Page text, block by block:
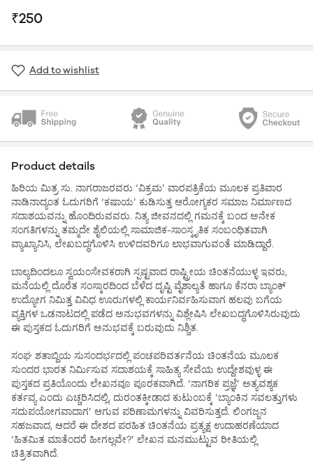
₹250
Add to wishlist
Product details
ಹಿರಿಯ ಮಿತ್ರ ಸು. ನಾಗರಾಜರವರು ‘ವಿಕ್ರಮ’ ವಾರಪತ್ರಿಕೆಯ ಮೂಲಕ ಪ್ರತಿವಾರ
ನಾಡಿನಾದ್ಯಂತ ಓದುಗರಿಗೆ ‘ಕಷಾಯ’ ಕುಡಿಸುತ್ತ ಆರೋಗ್ಯಕರ ಸಮಾಜ ನಿರ್ಮಾಣದ
ಸದಾಶಯವನ್ನು ಹೊಂದಿರುವವರು. ನಿತ್ಯ ಜೀವನದಲ್ಲಿ ಗಮನಕ್ಕೆ ಬಂದ ಅನೇಕ
ಸಂಗತಿಗಳನ್ನು ತಮ್ಮದೇ ಶೈಲಿಯಲ್ಲಿ ಸಾಮಾಜಿಕ-ಸಾಂಸ್ಕೃತಿಕ ಸಂಬಂಧಿತವಾಗಿ
ವ್ಯಾಖ್ಯಾನಿಸಿ, ಲೇಖಬದ್ಧಗೊಳಿಸಿ ಉಳಿದವರಿಗೂ ಲಾಭವಾಗುವಂತೆ ಮಾಡಿದ್ದಾರೆ.
ಬಾಲ್ಯದಿಂದಲೂ ಸ್ವಯಂಸೇವಕರಾಗಿ ಸ್ಪಷ್ಟವಾದ ರಾಷ್ಟ್ರೀಯ ಚಿಂತನೆಯುಳ್ಳ ಇವರು,
ಮನೆಯಲ್ಲಿ ದೊರೆತ ಸಂಸ್ಕಾರದಿಂದ ಬೆಳೆದ ದೃಷ್ಟಿ ವೈಶಾಲ್ಯತೆ ಹಾಗೂ ಕೆನರಾ ಬ್ಯಾಂಕ್
ಉದ್ಯೋಗ ನಿಮಿತ್ತ ವಿವಿಧ ಊರುಗಳಲ್ಲಿ ಕಾರ್ಯನಿರ್ವಹಿಸುವಾಗ ಹಲವು ಬಗೆಯ
ವ್ಯಕ್ತಿಗಳ ಒಡನಾಟದಲ್ಲಿ ಪಡೆದ ಅನುಭವಗಳನ್ನು ವಿಶ್ಲೇಷಿಸಿ ಲೇಖಬದ್ಧಗೊಳಿಸಿರುವುದು
ಈ ಪುಸ್ತಕದ ಓದುಗರಿಗೆ ಅನುಭವಕ್ಕೆ ಬರುವುದು ನಿಶ್ಚಿತ.
ಸಂಘ ಶತಾಬ್ದಿಯ ಸುಸಂದರ್ಭದಲ್ಲಿ ಪಂಚಪರಿವರ್ತನೆಯ ಚಿಂತನೆಯ ಮೂಲಕ
ಸುಂದರ ಭಾರತ ನಿರ್ಮಿಸುವ ಸದಾಶಯಕ್ಕೆ ಸಾಹಿತ್ಯ ಸೇವೆಯ ಉದ್ದೇಶವುಳ್ಳ ಈ
ಪುಸ್ತಕದ ಪ್ರತಿಯೊಂದು ಲೇಖನವೂ ಪೂರಕವಾಗಿದೆ. ‘ನಾಗರಿಕ ಪ್ರಜ್ಞೆ’ ಅತ್ಯವಶ್ಯಕ
ಕರ್ತವ್ಯ ಎಂದು ಎಚ್ಚರಿಸಿದಲ್ಲಿ, ದುರಂತಕ್ಕೀಡಾದ ಕುಟುಂಬಕ್ಕೆ ‘ಬ್ಯಾಂಕಿನ ಸವಲತ್ತುಗಳು
ಸದುಪಯೋಗವಾದಾಗ’ ಆಗುವ ಪರಿಣಾಮಗಳನ್ನು ವಿವರಿಸುತ್ತದೆ. ಲಿಂಗಜ್ಜನ
ಸಹಜವಾದ, ಆದರೆ ಈ ದೇಶದ ಪರಹಿತ ಚಿಂತನೆಯ ಪ್ರತ್ಯಕ್ಷ ಉದಾಹರಣೆಯಾದ
‘ಹಿತಮಿತ ಮಾತೆಂದರೆ ಹೀಗಲ್ಲವೇ?’ ಲೇಖನ ಮನಮುಟ್ಟುವ ರೀತಿಯಲ್ಲಿ
ಚಿತ್ರಿತವಾಗಿದೆ.